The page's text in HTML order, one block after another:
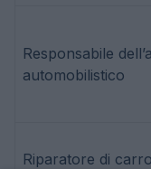
Responsabile
automobilistico
Riparatore di